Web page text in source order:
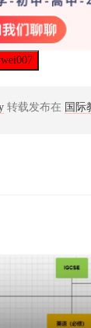
转载发布在 国际